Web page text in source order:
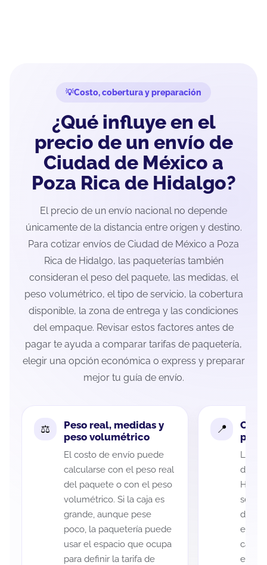
Costo, cobertura y preparación
¿Qué influye en el
precio de un envío de
Ciudad de México a
Poza Rica de Hidalgo?
El precio de un envío nacional no depende
únicamente de la distancia entre origen y destino.
Para cotizar envíos de Ciudad de México a Poza
Rica de Hidalgo, las paqueterías también
consideran el peso del paquete, las medidas, el
peso volumétrico, el tipo de servicio, la cobertura
disponible, la zona de entrega y las condiciones
del empaque. Revisar estos factores antes de
pagar te ayuda a comparar tarifas de paquetería,
elegir una opción económica o express y preparar
mejor tu guía de envío.
Peso real, medidas y
peso volumétrico
El costo de envío puede
calcularse con el peso real
del paquete o con el peso
volumétrico. Si la caja es
grande, aunque pese
poco, la paquetería puede
usar el espacio que ocupa
para definir la tarifa de
La
de
de
cada
es